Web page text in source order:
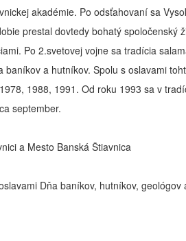
akadémie. Po odsťahovaní sa
prestal dovtedy bohatý spoločenský
Po 2.svetovej vojne sa tradícia
a hutníkov. Spolu s oslavami
1988, 1991. Od roku 1993 sa v
september.
a Mesto Banská Štiavnica
Dňa baníkov, hutníkov, geológov